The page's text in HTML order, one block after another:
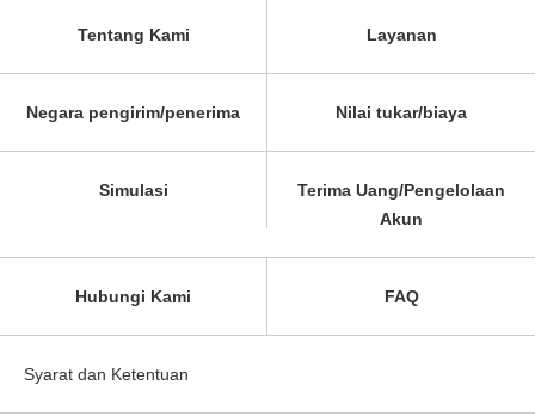
Tentang Kami Layanan
Negara pengirim/penerima Nilai tukar/biaya
Simulasi
Terima Uang/Pengelolaan
Akun
Hubungi Kami FAQ
Syarat dan Ketentuan